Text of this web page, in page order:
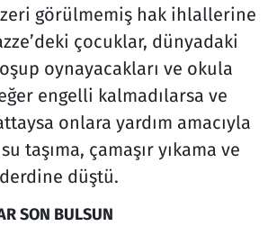
görülmemiş hak ihlallerine
çocuklar, dünyadaki
oynayacakları ve okula
engelli kalmadılarsa ve
onlara yardım amacıyla
taşıma, çamaşır yıkama ve
düştü.
SON BULSUN